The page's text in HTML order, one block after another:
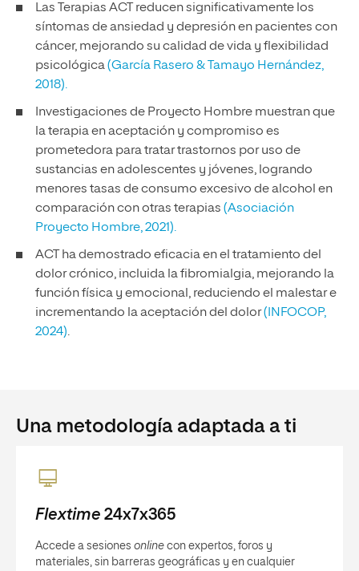
Las Terapias ACT reducen significativamente los
síntomas de ansiedad y depresión en pacientes con
cáncer, mejorando su calidad de vida y flexibilidad
psicológica(García Rasero & Tamayo Hernández,
2018).
Investigaciones de Proyecto Hombre muestran que
la terapia en aceptación y compromiso es
prometedora para tratar trastornos por uso de
sustancias en adolescentes y jóvenes, logrando
menores tasas de consumo excesivo de alcohol en
comparación con otras terapias (Asociación
Proyecto Hombre, 2021).
ACT ha demostrado eficacia en el tratamiento del
dolor crónico, incluida la fibromialgia, mejorando la
función física y emocional, reduciendo el malestar e
incrementando la aceptación del dolor(INFOCOP,
2024).
Una metodología adaptada a ti
Flextime 24x7x365
Accede a sesiones online con expertos, foros y
materiales, sin barreras geográficas y en cualquier